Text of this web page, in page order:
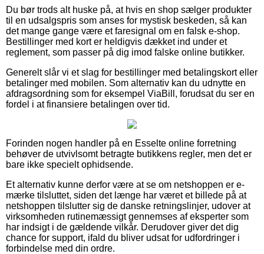
Du bør trods alt huske på, at hvis en shop sælger produkter
til en udsalgspris som anses for mystisk beskeden, så kan
det mange gange være et faresignal om en falsk e-shop.
Bestillinger med kort er heldigvis dækket ind under et
reglement, som passer på dig imod falske online butikker.
Generelt slår vi et slag for bestillinger med betalingskort eller
betalinger med mobilen. Som alternativ kan du udnytte en
afdragsordning som for eksempel ViaBill, forudsat du ser en
fordel i at finansiere betalingen over tid.
Forinden nogen handler på en Esselte online forretning
behøver de utvivlsomt betragte butikkens regler, men det er
bare ikke specielt ophidsende.
Et alternativ kunne derfor være at se om netshoppen er e-
mærke tilsluttet, siden det længe har været et billede på at
netshoppen tilslutter sig de danske retningslinjer, udover at
virksomheden rutinemæssigt gennemses af eksperter som
har indsigt i de gældende vilkår. Derudover giver det dig
chance for support, ifald du bliver udsat for udfordringer i
forbindelse med din ordre.